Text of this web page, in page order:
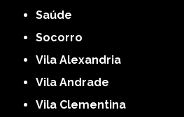
Saúde
Socorro
Vila Alexandria
Vila Andrade
Vila Clementina